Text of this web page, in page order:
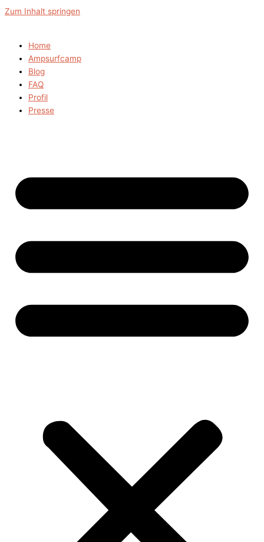
Zum Inhalt springen
Home
Ampsurfcamp
Blog
FAQ
Profil
Presse